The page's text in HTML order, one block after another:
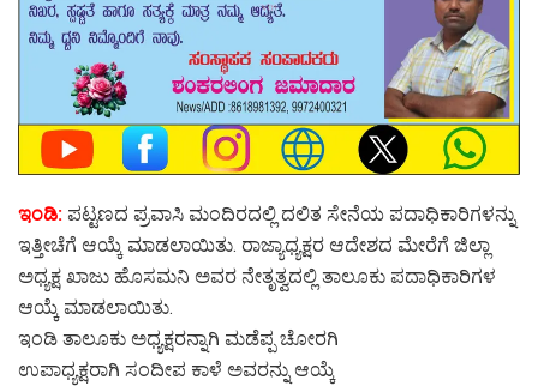
ಇಂಡಿ: ಪಟ್ಟಣದ ಪ್ರವಾಸಿ ಮಂದಿರದಲ್ಲಿ ದಲಿತ ಸೇನೆಯ ಪದಾಧಿಕಾರಿಗಳನ್ನು
ಇತ್ತೀಚೆಗೆ ಆಯ್ಕೆ ಮಾಡಲಾಯಿತು. ರಾಜ್ಯಾಧ್ಯಕ್ಷರ ಆದೇಶದ ಮೇರೆಗೆ ಜಿಲ್ಲಾ
ಅಧ್ಯಕ್ಷ ಖಾಜು ಹೊಸಮನಿ ಅವರ ನೇತೃತ್ವದಲ್ಲಿ ತಾಲೂಕು ಪದಾಧಿಕಾರಿಗಳ
ಆಯ್ಕೆ ಮಾಡಲಾಯಿತು.
ಇಂಡಿ ತಾಲೂಕು ಅಧ್ಯಕ್ಷರನ್ನಾಗಿ ಮಡೆಪ್ಪ ಚೋರಗಿ
ಉಪಾಧ್ಯಕ್ಷರಾಗಿ ಸಂದೀಪ ಕಾಳೆ ಅವರನ್ನು ಆಯ್ಕೆ